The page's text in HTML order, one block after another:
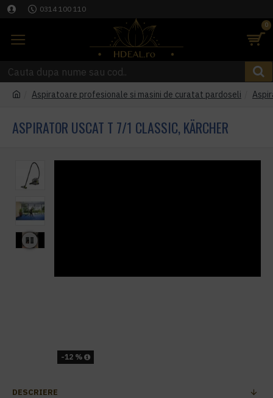
0314 100 110
0
Aspiratoare profesionale si masini de curatat pardoseli
ASPIRATOR USCAT T 7/1 CLASSIC, KÄRCHER
-12 %
DESCRIERE